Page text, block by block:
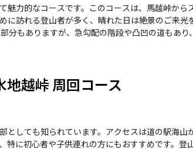
晴らしい登山体験が待っています。
力的なコースです。このコースは、馬越峠から
に訪れる登山者が多く、晴れた日は絶景のご来光
の花々が咲き誇り、登山の楽しみを一層引き立てま
ともできます。道の駅海山では、駐車場も完備さ
ができるでしょう。 ただし、急な階段や滑
な登山を心がけましょう。天狗倉山は、自然の美
越峠 周回コース
しても知られています。アクセスは道の駅海山
特に初心者や子供連れの方にもおすすめです。登